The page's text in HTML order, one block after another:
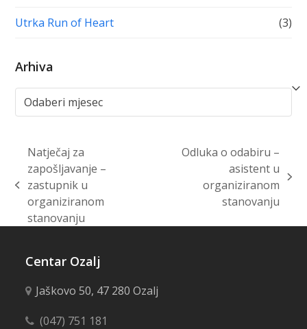
Utrka Run of Heart (3)
Arhiva
Arhiva
previous
post:
Natječaj za
zapošljavanje –
zastupnik u
organiziranom
stanovanju
Odluka o odabiru –
asistent u
organiziranom
stanovanju
Centar Ozalj
Jaškovo 50, 47 280 Ozalj
(047) 751 181